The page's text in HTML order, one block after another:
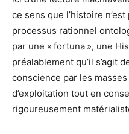
ce sens que l’histoire
processus rationnel
par une « fortuna », une
préalablement qu’il s’agit
conscience par les
d’exploitation tout en
rigoureusement